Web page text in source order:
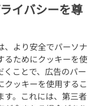
イバシーを尊
、より安全でパーソナ
るためにクッキーを使
くことで、広告のパー
クッキーを使用するこ
す。これには、第三者
ル
ー